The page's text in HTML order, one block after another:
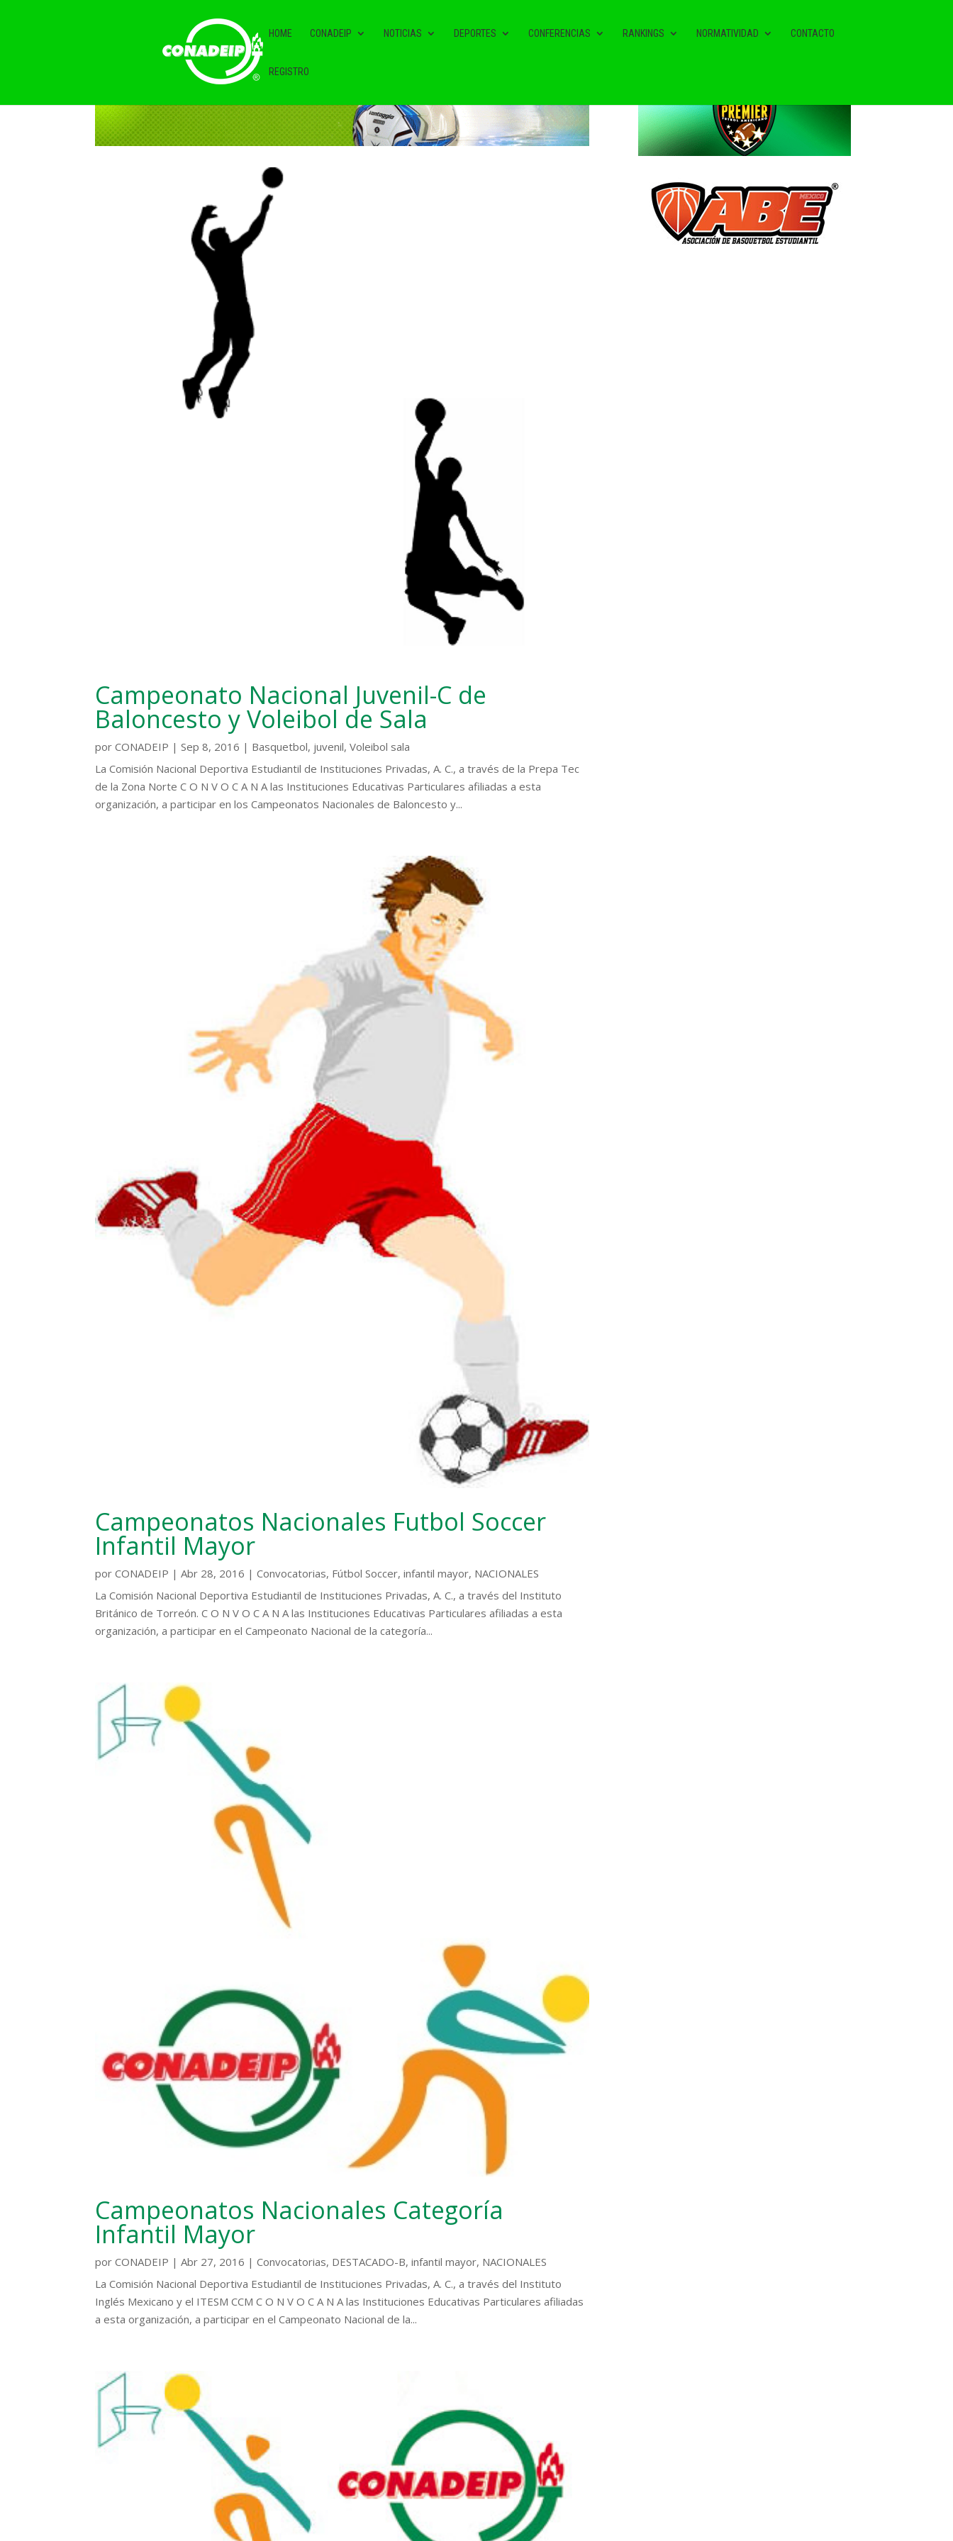
HOME CONADEIP NOTICIAS DEPORTES CONFERENCIAS RANKINGS NORMATIVIDAD CONTACTO
REGISTRO
Campeonato Nacional Juvenil-C de
Baloncesto y Voleibol de Sala
porCONADEIP |Sep 8, 2016 | Basquetbol, juvenil,Voleibol sala
La Comisión Nacional Deportiva Estudiantil de Instituciones Privadas, A. C., a través de la Prepa Tec
de la Zona Norte C O N V O C A N A las Instituciones Educativas Particulares afiliadas a esta
organización, a participar en los Campeonatos Nacionales de Baloncesto y...
Campeonatos Nacionales Futbol Soccer
Infantil Mayor
porCONADEIP |Abr 28, 2016 |Convocatorias, Fútbol Soccer,infantil mayor, NACIONALES
La Comisión Nacional Deportiva Estudiantil de Instituciones Privadas, A. C., a través del Instituto
Británico de Torreón. C O N V O C A N A las Instituciones Educativas Particulares afiliadas a esta
organización, a participar en el Campeonato Nacional de la categoría...
Campeonatos Nacionales Categoría
Infantil Mayor
porCONADEIP |Abr 27, 2016 |Convocatorias, DESTACADO-B,infantil mayor, NACIONALES
La Comisión Nacional Deportiva Estudiantil de Instituciones Privadas, A. C., a través del Instituto
Inglés Mexicano y el ITESM CCM C O N V O C A N A las Instituciones Educativas Particulares afiliadas
a esta organización, a participar en el Campeonato Nacional de la...